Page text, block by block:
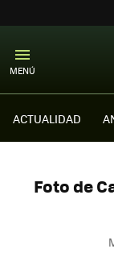
MENÚ
ACTUALIDAD
Foto de